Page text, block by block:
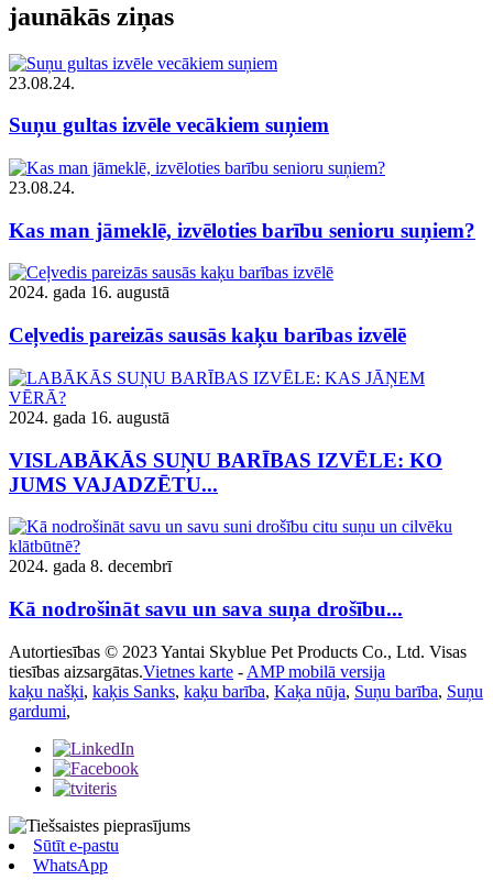
jaunākās ziņas
23.08.24.
Suņu gultas izvēle vecākiem suņiem
23.08.24.
Kas man jāmeklē, izvēloties barību senioru suņiem?
2024. gada 16. augustā
Ceļvedis pareizās sausās kaķu barības izvēlē
2024. gada 16. augustā
VISLABĀKĀS SUŅU BARĪBAS IZVĒLE: KO
JUMS VAJADZĒTU...
2024. gada 8. decembrī
Kā nodrošināt savu un sava suņa drošību...
Autortiesības © 2023 Yantai Skyblue Pet Products Co., Ltd. Visas
tiesības aizsargātas.Vietnes karte - AMP mobilā versija
kaķu našķi, kaķis Sanks, kaķu barība, Kaķa nūja, Suņu barība, Suņu
gardumi,
Sūtīt e-pastu
WhatsApp